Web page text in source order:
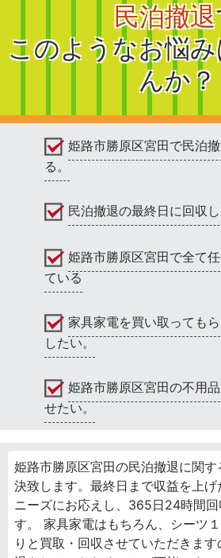
民泊撤退
このようなお悩
んか？
姫路市勝原区宮田で民泊
る。
民泊撤退の最終日に回収
姫路市勝原区宮田で全て
ている
家具家電を買い取っても
したい。
姫路市勝原区宮田の不用
せたい。
姫路市勝原区宮田の民泊撤退に関
決致します。最終日まで収益を上
ニーズにお応えし、365日24時間回
す。 家具家電はもちろん、シーツ
りと買取・回収させていただきま